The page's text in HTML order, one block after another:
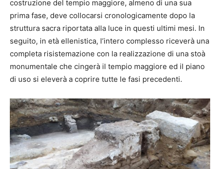
costruzione del tempio maggiore, almeno di una sua
prima fase, deve collocarsi cronologicamente dopo la
struttura sacra riportata alla luce in questi ultimi mesi. In
seguito, in età ellenistica, l’intero complesso riceverà una
completa risistemazione con la realizzazione di una stoà
monumentale che cingerà il tempio maggiore ed il piano
di uso si eleverà a coprire tutte le fasi precedenti.